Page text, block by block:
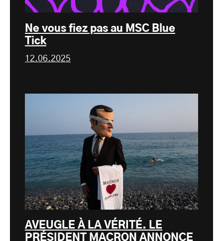
Ne vous fiez pas au MSC Blue
Tick
12.06.2025
AVEUGLE À LA VÉRITÉ. LE
PRÉSIDENT MACRON ANNONCE